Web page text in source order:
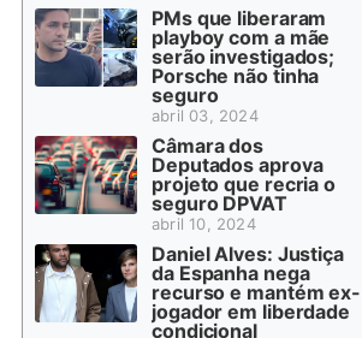
PMs que liberaram
playboy com a mãe
serão investigados;
Porsche não tinha
seguro
abril 03, 2024
Câmara dos
Deputados aprova
projeto que recria o
seguro DPVAT
abril 10, 2024
Daniel Alves: Justiça
da Espanha nega
recurso e mantém ex-
jogador em liberdade
condicional